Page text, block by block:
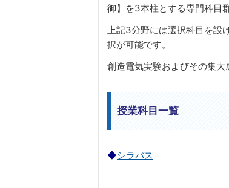
御】を3本柱とする専門科目
上記3分野には選択科目を設
択が可能です。
創造電気実験およびその集大
授業科目一覧
◆シラバス